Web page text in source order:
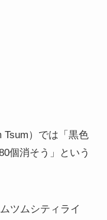
Tsum）では「黒色
個消そう」という
ツムシティライ